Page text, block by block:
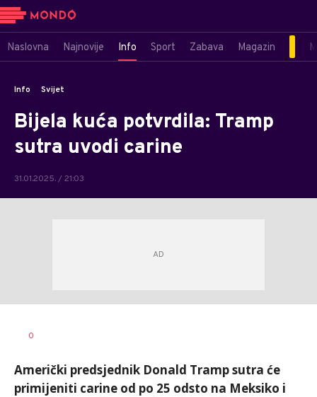
Naslovna Najnovije Info Sport Zabava Magazin
Info Svijet
Bijela kuća potvrdila: Tramp
sutra uvodi carine
31.01.2025. / 21:03
AUTOR
0
Američki predsjednik Donald Tramp sutra će
primijeniti carine od po 25 odsto na Meksiko i